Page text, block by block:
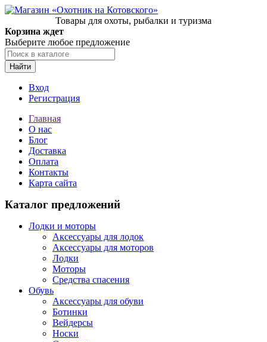
Товары для охоты, рыбалки и туризма
Корзина ждет
Выберите любое предложение
Найти
Вход
Регистрация
Главная
О нас
Блог
Доставка
Оплата
Контакты
Карта сайта
Каталог предложений
Лодки и моторы
Аксессуары для лодок
Аксессуары для моторов
Лодки
Моторы
Средства спасения
Обувь
Аксессуары для обуви
Ботинки
Вейдерсы
Носки